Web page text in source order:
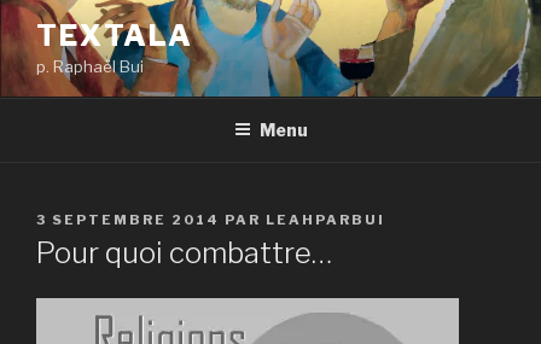
Aller
au
contenu
principal
TEXTALA
p. Raphaël Bui
Menu
PUBLIÉ
LE
3 SEPTEMBRE 2014 PAR LEAHPARBUI
Pour quoi combattre…